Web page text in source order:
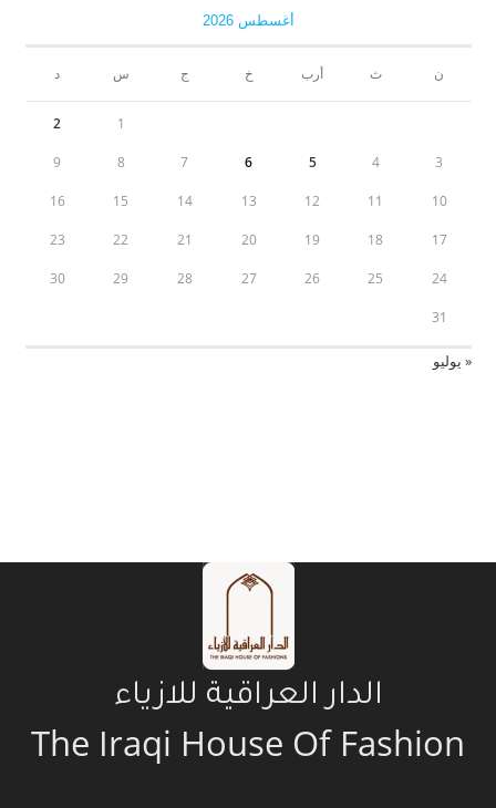
أغسطس 2026
ن ث أرب خ ج س د
1
2
3
4
5
6
7
8
9
10
11
12
13
14
15
16
17
18
19
20
21
22
23
24
25
26
27
28
29
30
31
« يوليو
الدار العراقية للازياء
The Iraqi House Of Fashion